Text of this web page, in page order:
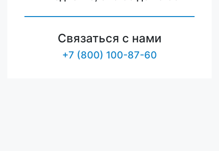
Связаться с нами
+7 (800) 100-87-60